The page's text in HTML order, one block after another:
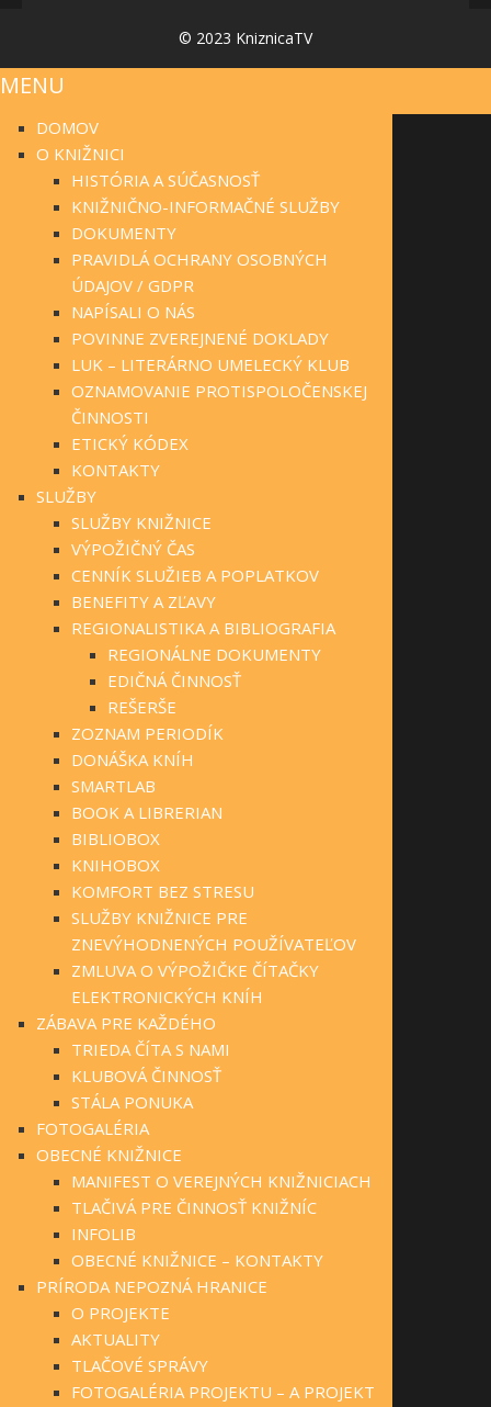
© 2023 KniznicaTV
MENU
DOMOV
O KNIŽNICI
HISTÓRIA A SÚČASNOSŤ
KNIŽNIČNO-INFORMAČNÉ SLUŽBY
DOKUMENTY
PRAVIDLÁ OCHRANY OSOBNÝCH
ÚDAJOV / GDPR
NAPÍSALI O NÁS
POVINNE ZVEREJNENÉ DOKLADY
LUK – LITERÁRNO UMELECKÝ KLUB
OZNAMOVANIE PROTISPOLOČENSKEJ
ČINNOSTI
ETICKÝ KÓDEX
KONTAKTY
SLUŽBY
SLUŽBY KNIŽNICE
VÝPOŽIČNÝ ČAS
CENNÍK SLUŽIEB A POPLATKOV
BENEFITY A ZĽAVY
REGIONALISTIKA A BIBLIOGRAFIA
REGIONÁLNE DOKUMENTY
EDIČNÁ ČINNOSŤ
REŠERŠE
ZOZNAM PERIODÍK
DONÁŠKA KNÍH
SMARTLAB
BOOK A LIBRERIAN
BIBLIOBOX
KNIHOBOX
KOMFORT BEZ STRESU
SLUŽBY KNIŽNICE PRE
ZNEVÝHODNENÝCH POUŽÍVATEĽOV
ZMLUVA O VÝPOŽIČKE ČÍTAČKY
ELEKTRONICKÝCH KNÍH
ZÁBAVA PRE KAŽDÉHO
TRIEDA ČÍTA S NAMI
KLUBOVÁ ČINNOSŤ
STÁLA PONUKA
FOTOGALÉRIA
OBECNÉ KNIŽNICE
MANIFEST O VEREJNÝCH KNIŽNICIACH
TLAČIVÁ PRE ČINNOSŤ KNIŽNÍC
INFOLIB
OBECNÉ KNIŽNICE – KONTAKTY
PRÍRODA NEPOZNÁ HRANICE
O PROJEKTE
AKTUALITY
TLAČOVÉ SPRÁVY
FOTOGALÉRIA PROJEKTU – A PROJEKT